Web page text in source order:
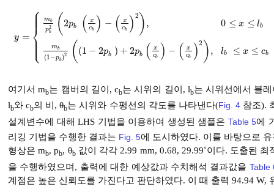
y =
⎧
⎩
⎨
⎪
⎪
⎪
⎪
⎪⎪
mb
p2
b ( 2pb ( x
cb ) − ( x
cb )2 ) ,
mb
(1−pb )2 ( (1 − 2pb ) + 2pb ( x
cb ) − ( x
cb )2 ) ,
0 ≤ x ≤ lb
lb ≤ x ≤ cb
y =m b p b
여기서 mb는 캠버의 길이, cb는 시위의 길이, lb는 시위선에서 블
lb와 cb의 비, θb는 시위와 수평선의 각도를 나타낸다(Fig. 4참조).
설계변수에 대해 LHS 기법을 이용하여 생성된 샘플은 Table 5에
리깅 기법을 수행한 결과는 Fig. 5에 도시하였다. 이를 바탕으로
형상은 mb, pb, θb값이 각각 2.99 mm, 0.68, 29.99˚이다. 도출된
을 수행하였으며, 출력에 대한 예상값과 수치해석 결과값을 Table
계점은 높은 신뢰도를 가진다고 판단하였다. 이 때 출력 94.94 W,